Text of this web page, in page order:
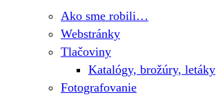
Ako sme robili…
Webstránky
Tlačoviny
Katalógy, brožúry, letáky
Fotografovanie